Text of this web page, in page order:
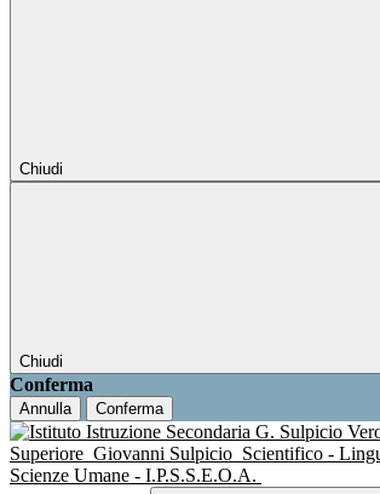
Chiudi
Chiudi
Conferma
Annulla Conferma
Superiore Giovanni Sulpicio Scientifico -
Scienze Umane - I.P.S.S.E.O.A.